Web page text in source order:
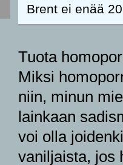
Brent ei enää
Tuota
Miksi
niin, minun
lainkaan
voi olla
vaniljaista, jos